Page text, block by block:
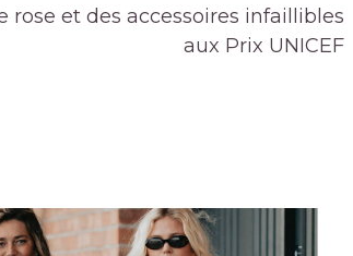
rose et des accessoires infaillibles
aux Prix UNICEF